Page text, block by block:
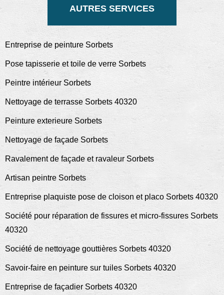
AUTRES SERVICES
Entreprise de peinture Sorbets
Pose tapisserie et toile de verre Sorbets
Peintre intérieur Sorbets
Nettoyage de terrasse Sorbets 40320
Peinture exterieure Sorbets
Nettoyage de façade Sorbets
Ravalement de façade et ravaleur Sorbets
Artisan peintre Sorbets
Entreprise plaquiste pose de cloison et placo Sorbets 40320
Société pour réparation de fissures et micro-fissures Sorbets
40320
Société de nettoyage gouttières Sorbets 40320
Savoir-faire en peinture sur tuiles Sorbets 40320
Entreprise de façadier Sorbets 40320